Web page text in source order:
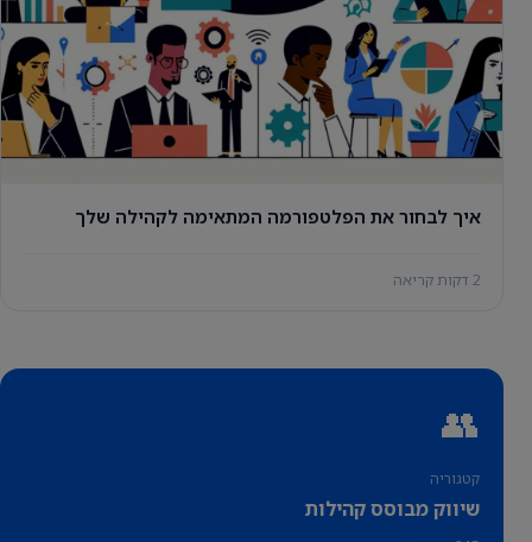
איך לבחור את הפלטפורמה המתאימה לקהילה שלך
2 דקות קריאה
👥
קטגוריה
שיווק מבוסס קהילות